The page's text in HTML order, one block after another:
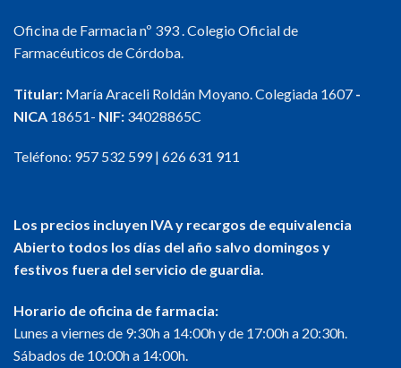
Oficina de Farmacia nº 393 . Colegio Oficial de
Farmacéuticos de Córdoba.
Titular: María Araceli Roldán Moyano. Colegiada 1607 -
NICA 18651- NIF: 34028865C
Teléfono: 957 532 599| 626 631 911
Los precios incluyen IVA y recargos de equivalencia
Abierto todos los días del año salvo domingos y
festivos fuera del servicio de guardia.
Horario de oficina de farmacia:
Lunes a viernes de 9:30h a 14:00h y de 17:00h a 20:30h.
Sábados de 10:00h a 14:00h.